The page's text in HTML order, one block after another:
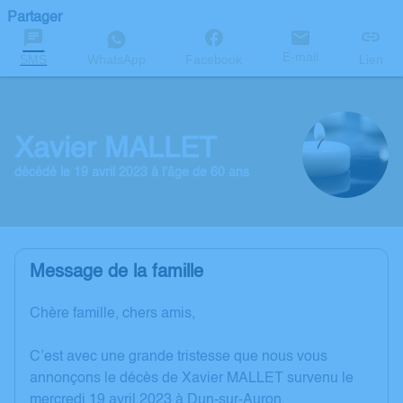
Partager
SMS WhatsApp Facebook E-mail Lien
Xavier MALLET
décédé le 19 avril 2023 à l'âge de 60 ans
Message de la famille
Chère famille, chers amis,
C’est avec une grande tristesse que nous vous
annonçons le décès de Xavier MALLET survenu le